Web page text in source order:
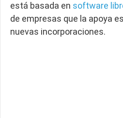
está basada en software
de empresas que la apoya
nuevas incorporaciones.